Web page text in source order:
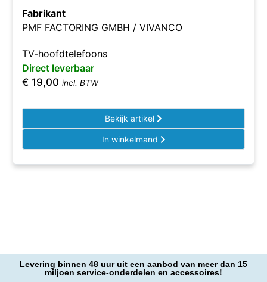
Fabrikant
PMF FACTORING GMBH / VIVANCO
TV-hoofdtelefoons
Direct leverbaar
€ 19,00 incl. BTW
Bekijk artikel
In winkelmand
Levering binnen 48 uur uit een aanbod van meer dan 15
miljoen service-onderdelen en accessoires!